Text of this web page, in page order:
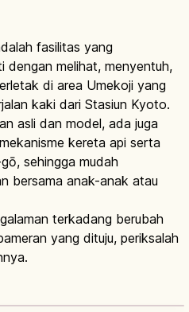
fasilitas yang
dengan melihat, menyentuh,
di area Umekoji yang
kaki dari Stasiun Kyoto.
asli dan model, ada juga
kereta api serta
sehingga mudah
bersama anak-anak atau
terkadang berubah
yang dituju, periksalah
Kereta, SL